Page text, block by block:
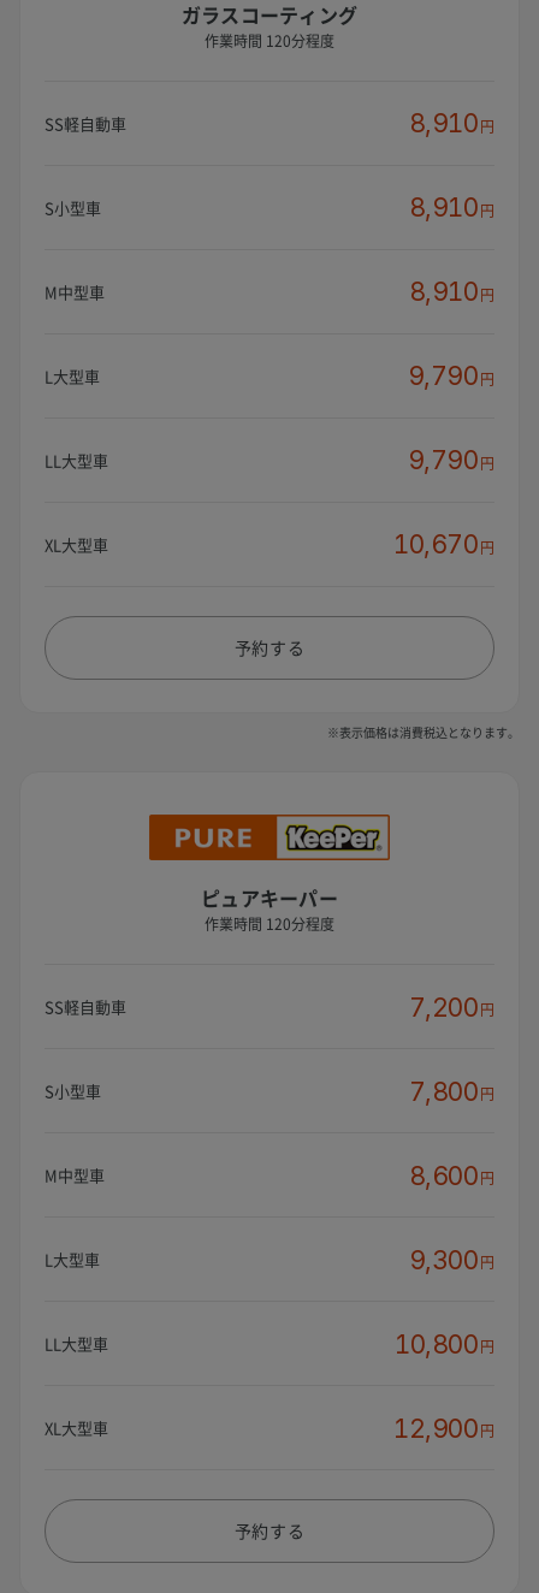
ガラスコーティング
作業時間 120分程度
SS軽自動車 8,910円
S小型車 8,910円
M中型車 8,910円
L大型車 9,790円
LL大型車 9,790円
XL大型車 10,670円
予約する
※表示価格は消費税込となります。
ピュアキーパー
作業時間 120分程度
SS軽自動車 7,200円
S小型車 7,800円
M中型車 8,600円
L大型車 9,300円
LL大型車 10,800円
XL大型車 12,900円
予約する